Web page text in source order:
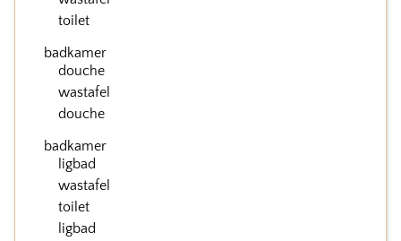
toilet
badkamer
douche
wastafel
douche
badkamer
ligbad
wastafel
toilet
ligbad